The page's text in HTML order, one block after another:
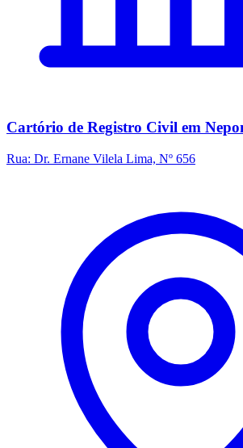
Cartório de Registro Civil em
Rua: Dr. Ernane Vilela Lima, Nº 656